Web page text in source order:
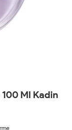
Ml Kadin